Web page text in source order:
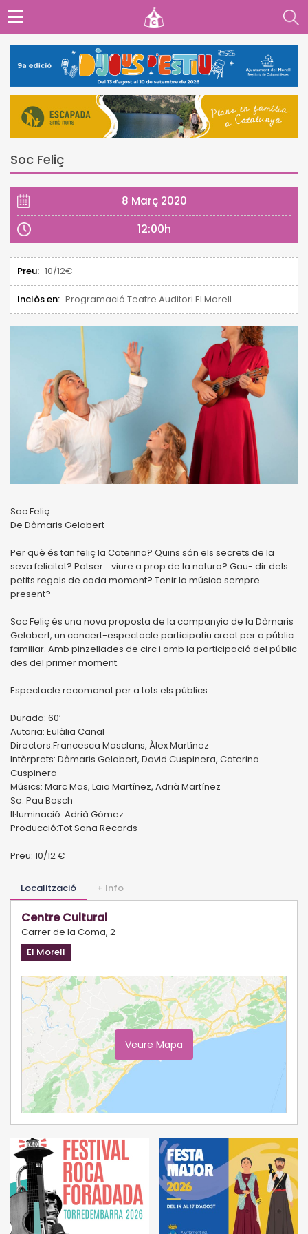
Soc Feliç
8 Març 2020
12:00h
Preu: 10/12€
Inclòs en: Programació Teatre Auditori El Morell
Soc Feliç
De Dàmaris Gelabert
Per què és tan feliç la Caterina? Quins són els secrets de la
seva felicitat? Potser... viure a prop de la natura? Gau- dir dels
petits regals de cada moment? Tenir la música sempre
present?
Soc Feliç és una nova proposta de la companyia de la Dàmaris
Gelabert, un concert-espectacle participatiu creat per a públic
familiar. Amb pinzellades de circ i amb la participació del públic
des del primer moment.
Espectacle recomanat per a tots els públics.
Durada: 60’
Autoria: Eulàlia Canal
Directors:Francesca Masclans, Àlex Martínez
Intèrprets: Dàmaris Gelabert, David Cuspinera, Caterina
Cuspinera
Músics: Marc Mas, Laia Martínez, Adrià Martínez
So: Pau Bosch
Il·luminació: Adrià Gómez
Producció:Tot Sona Records
Preu: 10/12 €
Localització + Info
Centre Cultural
Carrer de la Coma, 2
El Morell
Veure Mapa